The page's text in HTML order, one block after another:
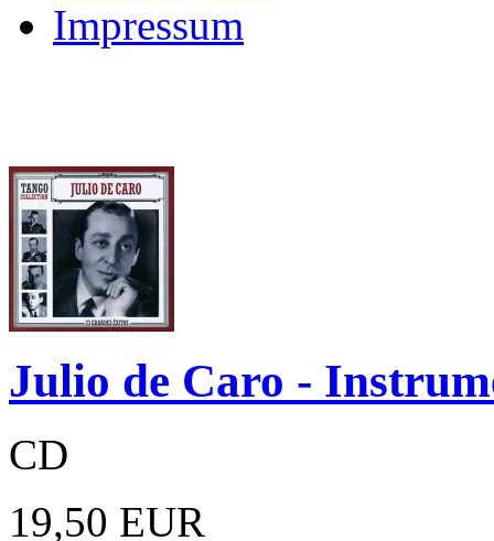
Impressum
Julio de Caro -
CD
19,50 EUR